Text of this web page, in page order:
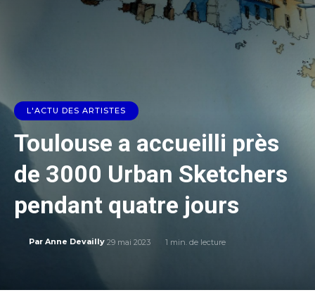
L'ACTU DES ARTISTES
Toulouse a accueilli près
de 3000 Urban Sketchers
pendant quatre jours
Par Anne Devailly 29 mai 2023 1 min. de lecture